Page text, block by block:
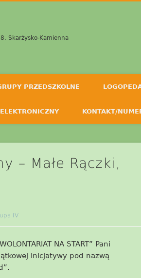
Skarżysko-Kamienna
PRZEDSZKOLNE
KONTAKT/
– Małe Rączki,
IV
NA START” Pani
inicjatywy pod nazwą